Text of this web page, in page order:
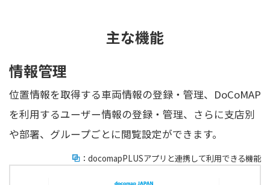
主な機能
情報管理
位置情報を取得する車両情報の登録・管理、DoCoMAP
を利用するユーザー情報の登録・管理、さらに支店別
や部署、グループごとに閲覧設定ができます。
：docomapPLUSアプリと連携して利用できる機能